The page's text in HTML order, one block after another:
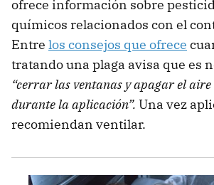
ofrece información sobre
químicos relacionados con el
Entre los consejos que ofrece
tratando una plaga avisa que es
“cerrar las ventanas y apagar el
durante la aplicación”. Una vez
recomiendan ventilar.